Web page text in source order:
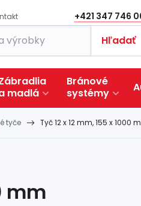
+421 347 746
Hľadať
madlá
Bránové
systémy
tyče Tyč 12 x 12 mm, 155 x 1000
mm